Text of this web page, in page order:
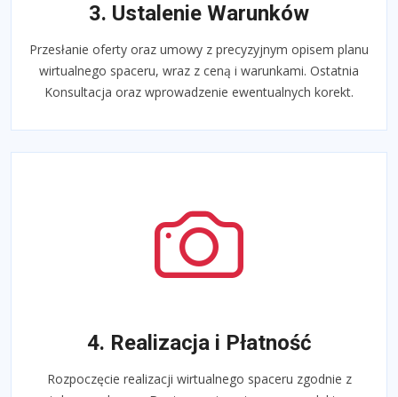
3. Ustalenie Warunków
Przesłanie oferty oraz umowy z precyzyjnym opisem planu
wirtualnego spaceru, wraz z ceną i warunkami. Ostatnia
Konsultacja oraz wprowadzenie ewentualnych korekt.
4. Realizacja i Płatność
Rozpoczęcie realizacji wirtualnego spaceru zgodnie z